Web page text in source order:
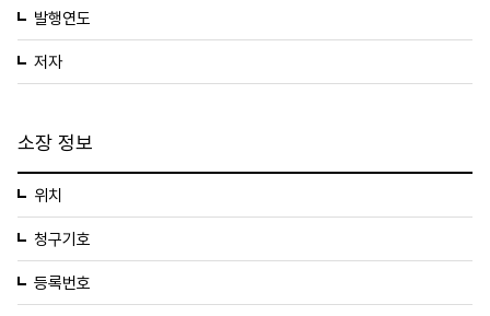
발행연도
저자
소장 정보
위치
청구기호
등록번호